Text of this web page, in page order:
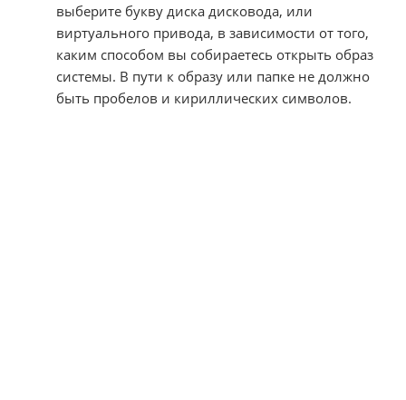
выберите букву диска дисковода, или
виртуального привода, в зависимости от того,
каким способом вы собираетесь открыть образ
системы. В пути к образу или папке не должно
быть пробелов и кириллических символов.